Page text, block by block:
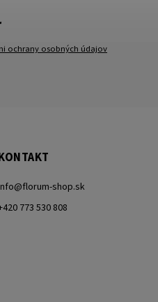
ochrany osobných údajov
@florum-shop.sk
773 530 808